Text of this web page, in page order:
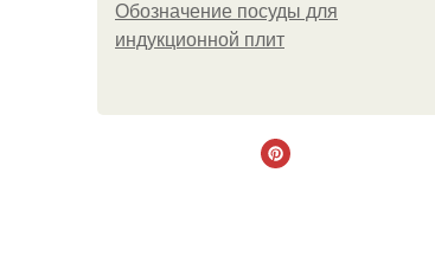
Обозначение посуды для
индукционной плит